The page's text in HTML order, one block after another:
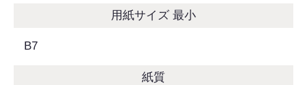
用紙サイズ 最小
B7
紙質